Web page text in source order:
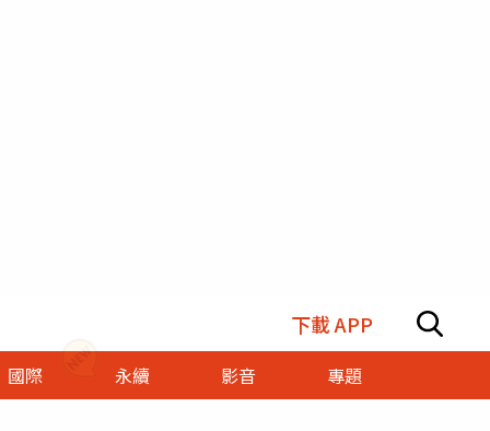
下載 APP
國際 永續 影音 專題